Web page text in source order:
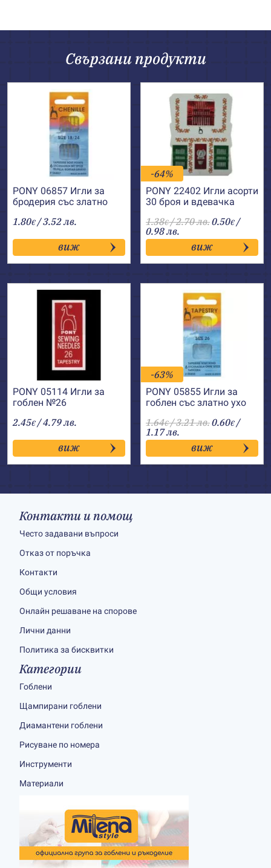
Свързани продукти
PONY 06857 Игли за
бродерия със златно
1.80€ / 3.52 лв.
виж
-64%
PONY 22402 Игли асорти
30 броя и вдевачка
1.38€/ 2.70 лв.0.50€ /
0.98 лв.
виж
PONY 05114 Игли за
гоблен №26
2.45€ / 4.79 лв.
виж
-63%
PONY 05855 Игли за
гоблен със златно ухо
1.64€/ 3.21 лв.0.60€ /
1.17 лв.
виж
Контакти и помощ
Често задавани въпроси
Отказ от поръчка
Контакти
Общи условия
Онлайн решаване на спорове
Лични данни
Политика за бисквитки
Категории
Гоблени
Щампирани гоблени
Диамантени гоблени
Рисуване по номера
Инструменти
Материали